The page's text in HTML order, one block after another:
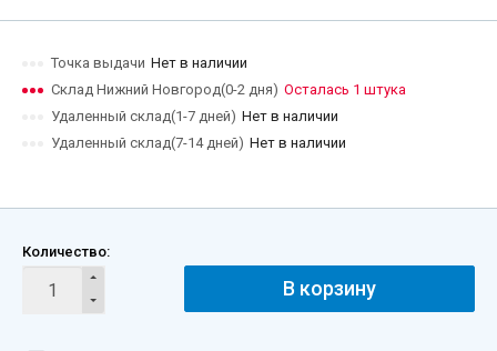
Точка выдачи Нет в наличии
Склад Нижний Новгород(0-2 дня) Осталась 1 штука
Удаленный склад(1-7 дней) Нет в наличии
Удаленный склад(7-14 дней) Нет в наличии
Количество:
В корзину